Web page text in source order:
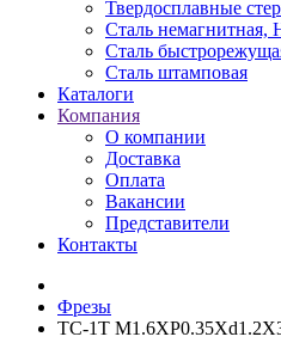
Твердосплавные
Сталь
Сталь
Сталь штамповая
Каталоги
Компания
О компании
Доставка
Оплата
Вакансии
Представители
Контакты
Фрезы
TC-1T